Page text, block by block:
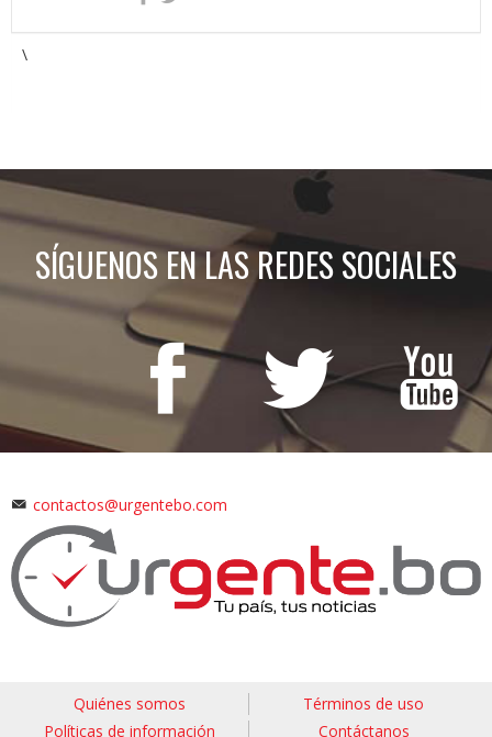
\
SÍGUENOS EN LAS REDES SOCIALES
contactos@urgentebo.com
Quiénes somos
Términos de uso
Políticas de información
Contáctanos